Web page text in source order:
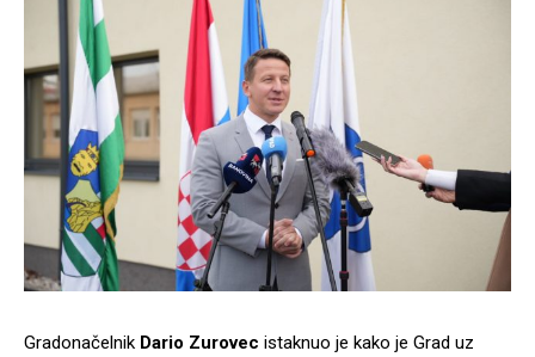
Gradonačelnik Dario Zurovec istaknuo je kako je Grad uz